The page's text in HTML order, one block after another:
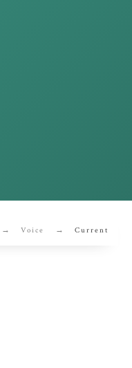
Voice Current